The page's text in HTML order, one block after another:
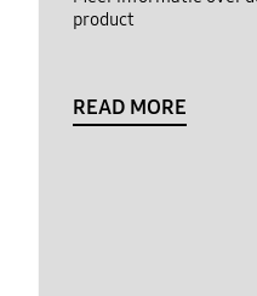
product
READ MORE